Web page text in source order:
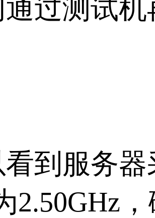
过测试
到服务
2.50GHz